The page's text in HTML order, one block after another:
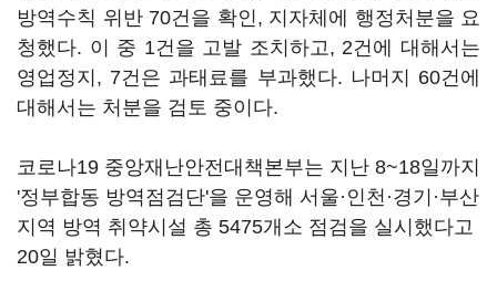
방역수칙 위반 70건을 확인, 지자체에 행정처분을 요
청했다. 이 중 1건을 고발 조치하고, 2건에 대해서는
영업정지, 7건은 과태료를 부과했다. 나머지 60건에
대해서는 처분을 검토 중이다.
코로나19 중앙재난안전대책본부는 지난 8~18일까지
'정부합동 방역점검단'을 운영해 서울·인천·경기·부산
지역 방역 취약시설 총 5475개소 점검을 실시했다고
20일 밝혔다.